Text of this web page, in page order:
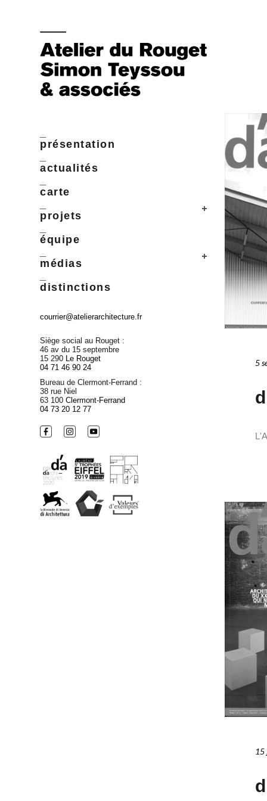
présentation
actualités
carte
projets
équipe
médias
distinctions
courrier@atelierarchitecture.fr
Siège social au Rouget :
46 av du 15 septembre
15 290 Le Rouget
04 71 46 90 24
Bureau de Clermont-Ferrand :
38 rue Niel
63 100Clermont-Ferrand
04 73 20 12 77
5
15